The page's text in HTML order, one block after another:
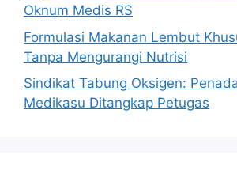
Oknum Medis RS
Formulasi Makanan Lembut
Tanpa Mengurangi Nutrisi
Sindikat Tabung Oksigen:
Medikasu Ditangkap Petugas